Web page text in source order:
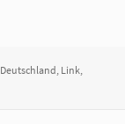
Tags
Deutschland Link